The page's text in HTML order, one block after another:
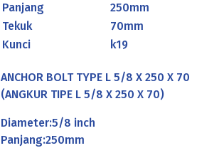
Panjang
250mm
Tekuk
70mm
Kunci
k19
ANCHOR BOLT TYPE L 5/8 X 250 X 70
(ANGKUR TIPE L 5/8 X 250 X 70)
Diameter:5/8 inch
Panjang:250mm